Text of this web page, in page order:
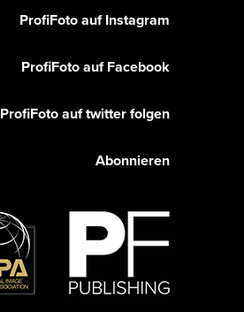
ProfiFoto auf Instagram
ProfiFoto auf Facebook
ProfiFoto auf twitter folgen
Abonnieren